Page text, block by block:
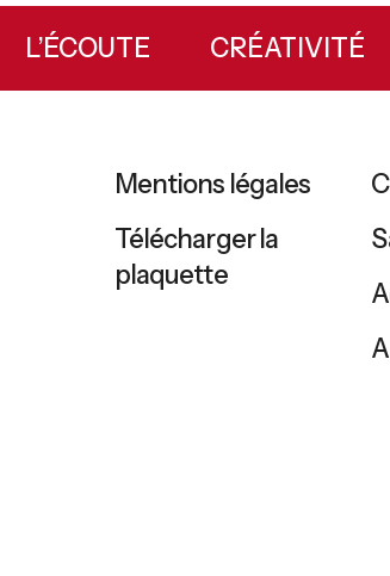
L’ÉCOUTE CRÉATIVITÉ
Mentions légales
Télécharger la
plaquette